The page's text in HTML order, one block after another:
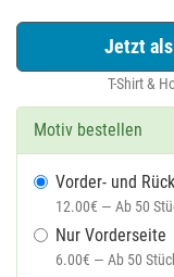
Jetzt
T-Shirt &
Motiv bestellen
Vorder- und
12.00€ — Ab 50
Nur Vorderseite
6.00€ — Ab 50